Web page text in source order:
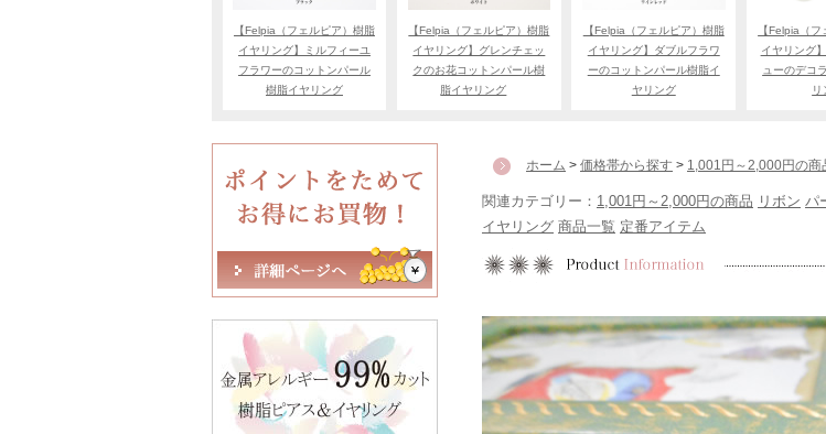
【Felpia（フェルピア）樹脂
イヤリング】ミルフィーユ
フラワーのコットンパール
樹脂イヤリング
【Felpia（フェルピア）樹脂
イヤリング】グレンチェッ
クのお花コットンパール樹
脂イヤリング
【Felpia（フェルピア）樹脂
イヤリング】ダブルフラワ
ーのコットンパール樹脂イ
ヤリング
【Felpia（
イヤリング
ューのデコ
リ
ホーム > 価格帯から探す > 1,001円～2,000円の商
関連カテゴリー： 1,001円～2,000円の商品 リボン パ
イヤリング 商品一覧 定番アイテム